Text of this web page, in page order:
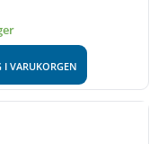
I VARUKORGEN